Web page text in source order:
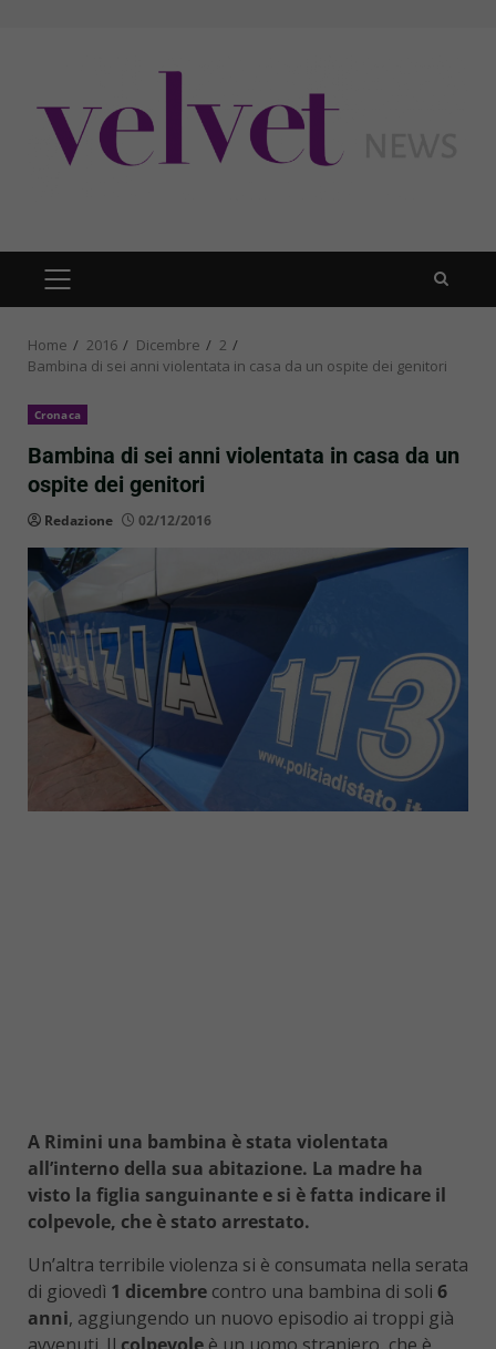
PRIMARY
MENU
Home 2016 Dicembre
2
Bambina di sei anni violentata in casa da un ospite dei genitori
Cronaca
Bambina di sei anni violentata in casa da un
ospite dei genitori
Redazione 02/12/2016
A Rimini una bambina è stata violentata
all’interno della sua abitazione. La madre ha
visto la figlia sanguinante e si è fatta indicare il
colpevole, che è stato arrestato.
Un’altra terribile violenza si è consumata nella serata
di giovedì 1 dicembre contro una bambina di soli 6
anni, aggiungendo un nuovo episodio ai troppi già